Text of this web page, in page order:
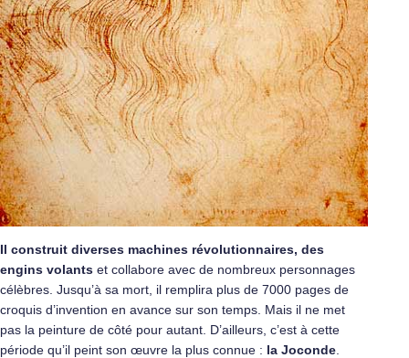
Il construit diverses machines révolutionnaires, des
engins volants et collabore avec de nombreux personnages
célèbres. Jusqu’à sa mort, il remplira plus de 7000 pages de
croquis d’invention en avance sur son temps. Mais il ne met
pas la peinture de côté pour autant. D’ailleurs, c’est à cette
période qu’il peint son œuvre la plus connue : la Joconde